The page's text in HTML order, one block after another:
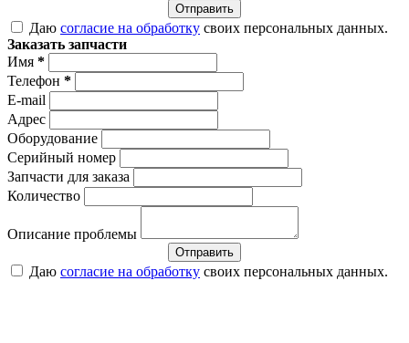
Отправить
Даю согласие на обработку своих персональных данных.
Заказать запчасти
Имя *
Телефон *
E-mail
Адрес
Оборудование
Серийный номер
Запчасти для заказа
Количество
Описание проблемы
Отправить
Даю согласие на обработку своих персональных данных.